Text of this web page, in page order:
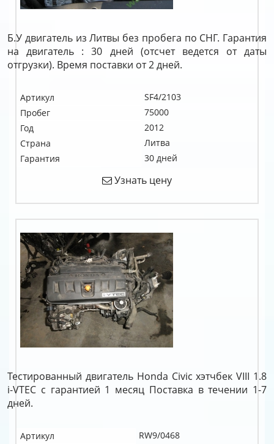
Б.У двигатель из Литвы без пробега по СНГ. Гарантия
на двигатель : 30 дней (отсчет ведется от даты
отгрузки). Время поставки от 2 дней.
Артикул
SF4/2103
Пробег
75000
Год
2012
Страна
Литва
Гарантия
30 дней
Узнать цену
Тестированный двигатель Honda Civic хэтчбек VIII 1.8
i-VTEC c гарантией 1 месяц Поставка в течении 1-7
дней.
Артикул
RW9/0468